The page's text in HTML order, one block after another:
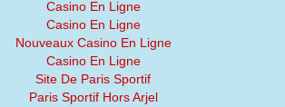
Casino En Ligne
Casino En Ligne
Nouveaux Casino En Ligne
Casino En Ligne
Site De Paris Sportif
Paris Sportif Hors Arjel